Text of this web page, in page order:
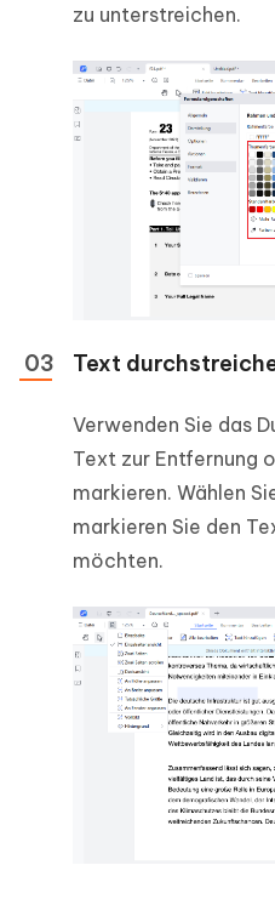
zu unterstreichen.
Text
Verwenden Sie das
Text zur Entfernung
markieren. Wählen
markieren Sie den
möchten.